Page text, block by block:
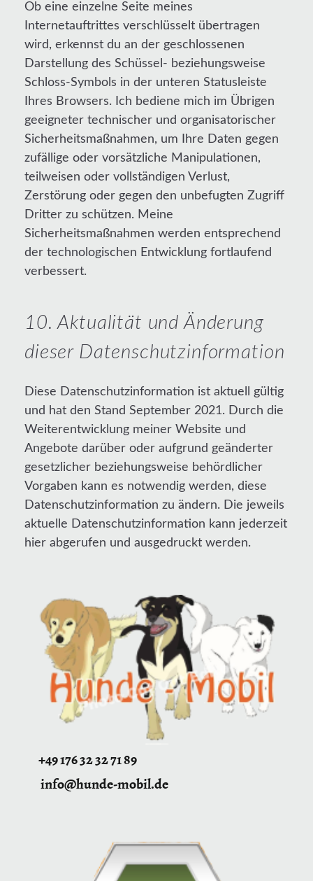
Ob eine einzelne Seite meines
Internetauftrittes verschlüsselt übertragen
wird, erkennst du an der geschlossenen
Darstellung des Schüssel- beziehungsweise
Schloss-Symbols in der unteren Statusleiste
Ihres Browsers. Ich bediene mich im Übrigen
geeigneter technischer und organisatorischer
Sicherheitsmaßnahmen, um Ihre Daten gegen
zufällige oder vorsätzliche Manipulationen,
teilweisen oder vollständigen Verlust,
Zerstörung oder gegen den unbefugten Zugriff
Dritter zu schützen. Meine
Sicherheitsmaßnahmen werden entsprechend
der technologischen Entwicklung fortlaufend
verbessert.
10. Aktualität und Änderung
dieser Datenschutzinformation
Diese Datenschutzinformation ist aktuell gültig
und hat den Stand September 2021. Durch die
Weiterentwicklung meiner Website und
Angebote darüber oder aufgrund geänderter
gesetzlicher beziehungsweise behördlicher
Vorgaben kann es notwendig werden, diese
Datenschutzinformation zu ändern. Die jeweils
aktuelle Datenschutzinformation kann jederzeit
hier abgerufen und ausgedruckt werden.
+49 176 32 32 71 89
info@hunde-mobil.de